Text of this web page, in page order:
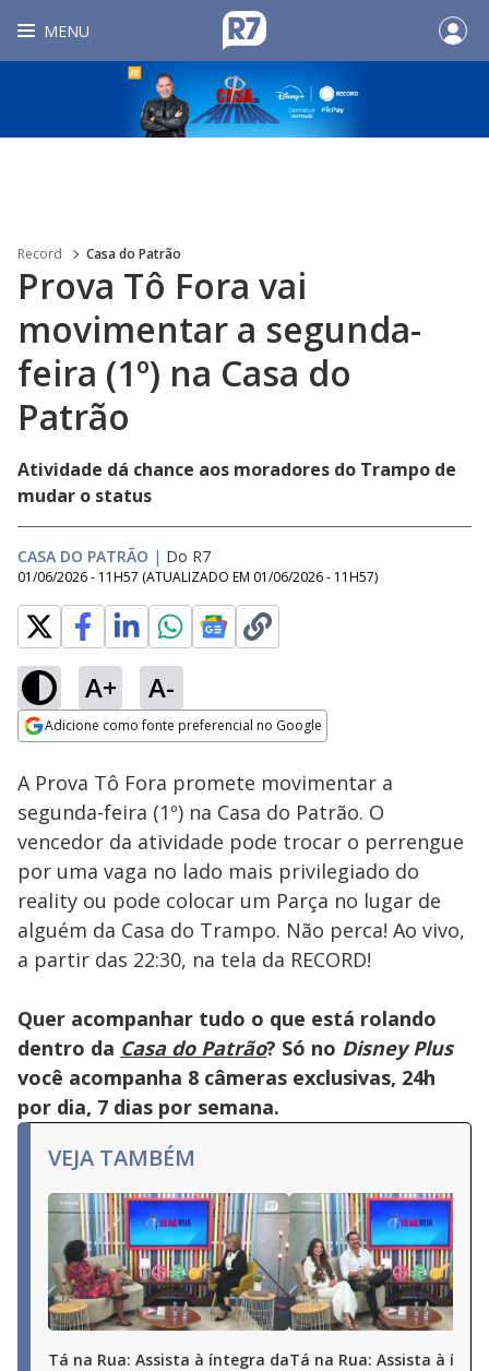
MENU
Record Casa do Patrão
Prova Tô Fora vai
movimentar a segunda-
feira (1º) na Casa do
Patrão
Atividade dá chance aos moradores do Trampo de
mudar o status
CASA DO PATRÃO | Do R7
01/06/2026 - 11H57 (ATUALIZADO EM 01/06/2026 - 11H57)
A+ A-
Adicione como fonte preferencial no Google
Ativar
100.00%
A Prova Tô Fora promete movimentar a
segunda-feira (1º) na Casa do Patrão. O
vencedor da atividade pode trocar o perrengue
por uma vaga no lado mais privilegiado do
reality ou pode colocar um Parça no lugar de
alguém da Casa do Trampo. Não perca! Ao vivo,
a partir das 22:30, na tela da RECORD!
Quer acompanhar tudo o que está rolando
dentro da Casa do Patrão? Só no Disney Plus
você acompanha 8 câmeras exclusivas, 24h
por dia, 7 dias por semana.
VEJA TAMBÉM
Tá na Rua: Assista à íntegra daTá na Rua: Assista à